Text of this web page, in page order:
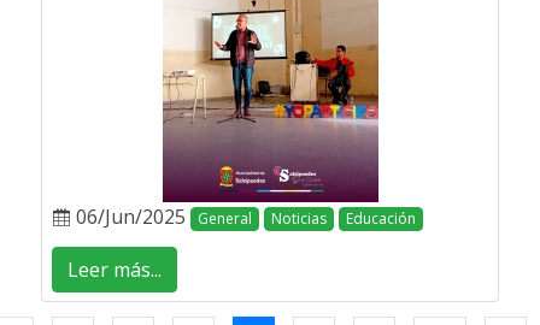
06/Jun/2025 General Noticias Educación
Leer más...